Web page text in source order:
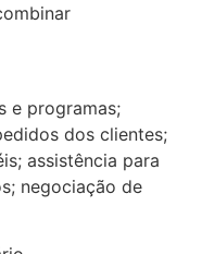
e programas;
dos clientes;
assistência para
negociação de